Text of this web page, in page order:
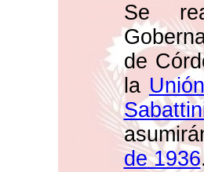
Se
de
la
de 1936